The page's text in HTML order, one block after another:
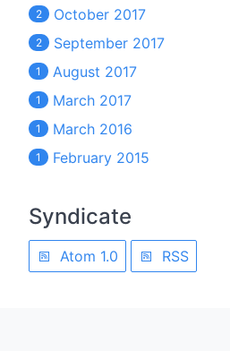
2 October 2017
2 September 2017
1 August 2017
1 March 2017
1 March 2016
1 February 2015
Syndicate
Atom 1.0 RSS